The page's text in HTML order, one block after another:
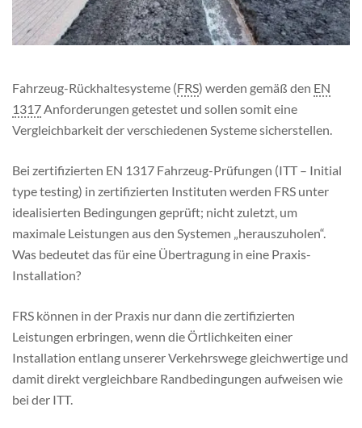
Fahrzeug-Rückhaltesysteme (FRS) werden gemäß den EN
1317 Anforderungen getestet und sollen somit eine
Vergleichbarkeit der verschiedenen Systeme sicherstellen.
Bei zertifizierten EN 1317 Fahrzeug-Prüfungen (ITT – Initial
type testing) in zertifizierten Instituten werden FRS unter
idealisierten Bedingungen geprüft; nicht zuletzt, um
maximale Leistungen aus den Systemen „herauszuholen“.
Was bedeutet das für eine Übertragung in eine Praxis-
Installation?
FRS können in der Praxis nur dann die zertifizierten
Leistungen erbringen, wenn die Örtlichkeiten einer
Installation entlang unserer Verkehrswege gleichwertige und
damit direkt vergleichbare Randbedingungen aufweisen wie
bei der ITT.